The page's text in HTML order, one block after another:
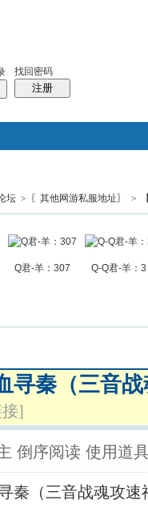
找回密码
注册
帖子
坛 > 〖其他网游私服地址〗 >
Q君-羊：307 Q-Q君-羊：3
寻秦（三音
]
倒序阅读 使用道
寻秦（三音战魂攻